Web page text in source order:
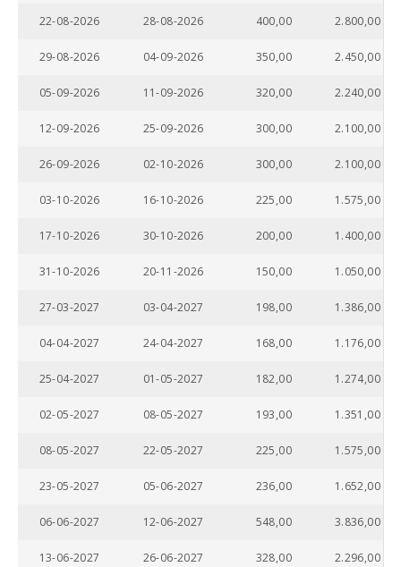
22-08-2026 28-08-2026 400,00 2.800,00
29-08-2026 04-09-2026 350,00 2.450,00
05-09-2026 11-09-2026 320,00 2.240,00
12-09-2026 25-09-2026 300,00 2.100,00
26-09-2026 02-10-2026 300,00 2.100,00
03-10-2026 16-10-2026 225,00 1.575,00
17-10-2026 30-10-2026 200,00 1.400,00
31-10-2026 20-11-2026 150,00 1.050,00
27-03-2027 03-04-2027 198,00 1.386,00
04-04-2027 24-04-2027 168,00 1.176,00
25-04-2027 01-05-2027 182,00 1.274,00
02-05-2027 08-05-2027 193,00 1.351,00
08-05-2027 22-05-2027 225,00 1.575,00
23-05-2027 05-06-2027 236,00 1.652,00
06-06-2027 12-06-2027 548,00 3.836,00
13-06-2027 26-06-2027 328,00 2.296,00